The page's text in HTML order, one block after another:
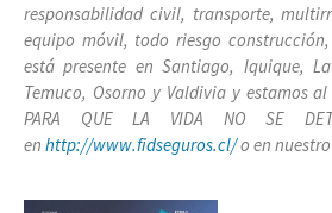
responsabilidad civil, transporte,
equipo móvil, todo riesgo
está presente en Santiago, Iquique,
Temuco, Osorno y Valdivia y estamos
PARA QUE LA VIDA NO SE
en http://www.fidseguros.cl/o en